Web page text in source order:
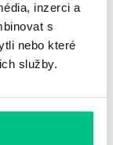
inzerci a
s
nebo které
služby.
V